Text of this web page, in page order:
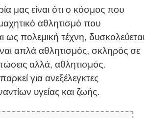
μας είναι ότι ο κόσμος που
αθλητισμό που
ως πολεμική τέχνη, δυσκολεύεται
απλά αθλητισμός, σκληρός σε
αλλά, αθλητισμός.
για ανεξέλεγκτες
υγείας και ζωής.